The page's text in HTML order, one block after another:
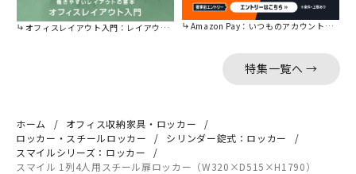
オフィスレイアウト入門：レイアウトの基本をご紹介。 Amazon Pay：いつものアカウントで簡単に決済可能。
特集一覧へ →
ホーム
オフィス収納家具・ロッカー
ロッカー・スチールロッカー
シリンダー錠式：ロッカー
スマイルシリーズ：ロッカー
スマイル 1列4人用スチール扉ロッカー（W320×D515×H1790）